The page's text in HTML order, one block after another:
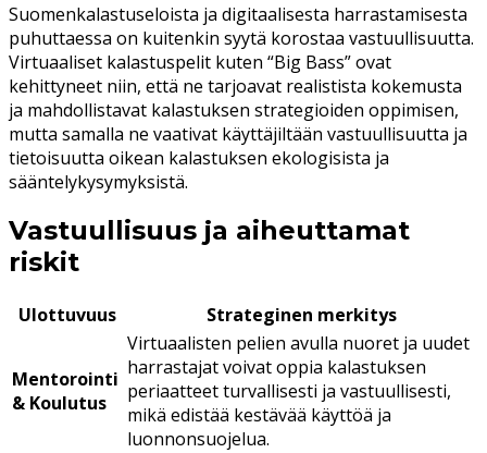
Suomenkalastuseloista ja digitaalisesta harrastamisesta
puhuttaessa on kuitenkin syytä korostaa vastuullisuutta.
Virtuaaliset kalastuspelit kuten “Big Bass” ovat
kehittyneet niin, että ne tarjoavat realistista kokemusta
ja mahdollistavat kalastuksen strategioiden oppimisen,
mutta samalla ne vaativat käyttäjiltään vastuullisuutta ja
tietoisuutta oikean kalastuksen ekologisista ja
sääntelykysymyksistä.
Vastuullisuus ja aiheuttamat
riskit
Ulottuvuus Strateginen merkitys
Mentorointi
& Koulutus
Virtuaalisten pelien avulla nuoret ja uudet
harrastajat voivat oppia kalastuksen
periaatteet turvallisesti ja vastuullisesti,
mikä edistää kestävää käyttöä ja
luonnonsuojelua.